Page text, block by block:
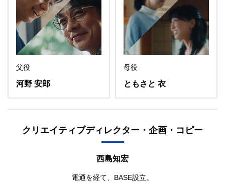
父役
河野 安郎
母役
ともさと 衣
クリエイティブディレクター・企画・コピー
西島知宏
電通を経て、BASE設立。